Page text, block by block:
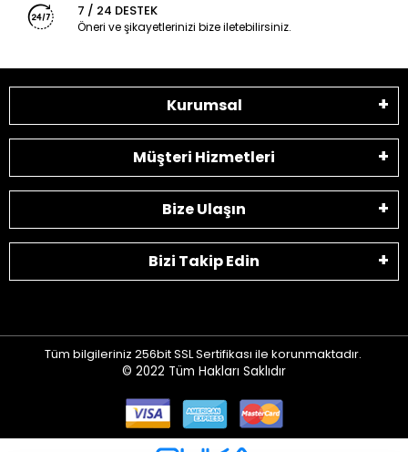
7 / 24 DESTEK
Öneri ve şikayetlerinizi bize iletebilirsiniz.
Kurumsal
Müşteri Hizmetleri
Bize Ulaşın
Bizi Takip Edin
Tüm bilgileriniz 256bit SSL Sertifikası ile korunmaktadır.
© 2022 Tüm Hakları Saklıdır